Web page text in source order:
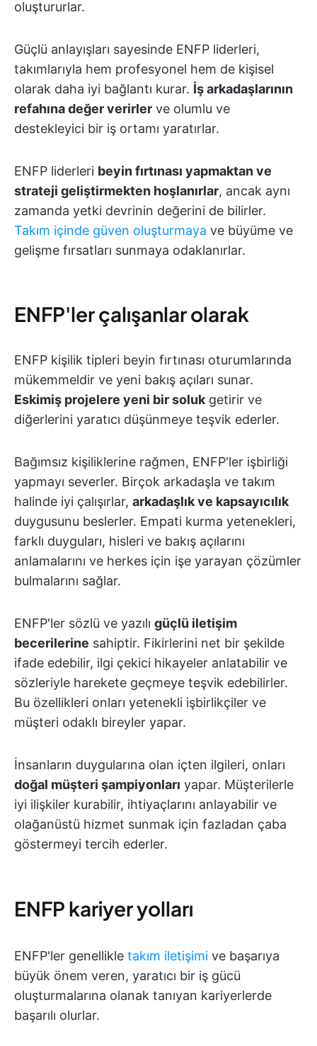
oluştururlar.
Güçlü anlayışları sayesinde ENFP liderleri,
takımlarıyla hem profesyonel hem de kişisel
olarak daha iyi bağlantı kurar. İş arkadaşlarının
refahına değer verirler ve olumlu ve
destekleyici bir iş ortamı yaratırlar.
ENFP liderleri beyin fırtınası yapmaktan ve
strateji geliştirmekten hoşlanırlar, ancak aynı
zamanda yetki devrinin değerini de bilirler.
Takım içinde güven oluşturmaya ve büyüme ve
gelişme fırsatları sunmaya odaklanırlar.
ENFP'ler çalışanlar olarak
ENFP kişilik tipleri beyin fırtınası oturumlarında
mükemmeldir ve yeni bakış açıları sunar.
Eskimiş projelere yeni bir soluk getirir ve
diğerlerini yaratıcı düşünmeye teşvik ederler.
Bağımsız kişiliklerine rağmen, ENFP'ler işbirliği
yapmayı severler. Birçok arkadaşla ve takım
halinde iyi çalışırlar, arkadaşlık ve kapsayıcılık
duygusunu beslerler. Empati kurma yetenekleri,
farklı duyguları, hisleri ve bakış açılarını
anlamalarını ve herkes için işe yarayan çözümler
bulmalarını sağlar.
ENFP'ler sözlü ve yazılı güçlü iletişim
becerilerine sahiptir. Fikirlerini net bir şekilde
ifade edebilir, ilgi çekici hikayeler anlatabilir ve
sözleriyle harekete geçmeye teşvik edebilirler.
Bu özellikleri onları yetenekli işbirlikçiler ve
müşteri odaklı bireyler yapar.
İnsanların duygularına olan içten ilgileri, onları
doğal müşteri şampiyonları yapar. Müşterilerle
iyi ilişkiler kurabilir, ihtiyaçlarını anlayabilir ve
olağanüstü hizmet sunmak için fazladan çaba
göstermeyi tercih ederler.
ENFP kariyer yolları
ENFP'ler genellikle takım iletişimi ve başarıya
büyük önem veren, yaratıcı bir iş gücü
oluşturmalarına olanak tanıyan kariyerlerde
başarılı olurlar.